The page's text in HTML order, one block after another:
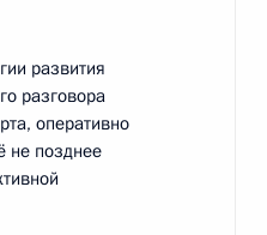
развития
разговора
оперативно
не позднее